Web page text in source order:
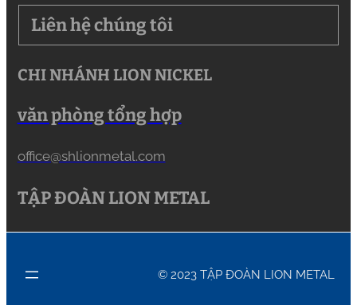
Liên hệ chúng tôi
CHI NHÁNH LION NICKEL
văn phòng tổng hợp
office@shlionmetal.com
TẬP ĐOÀN LION METAL
© 2023 TẬP ĐOÀN LION METAL